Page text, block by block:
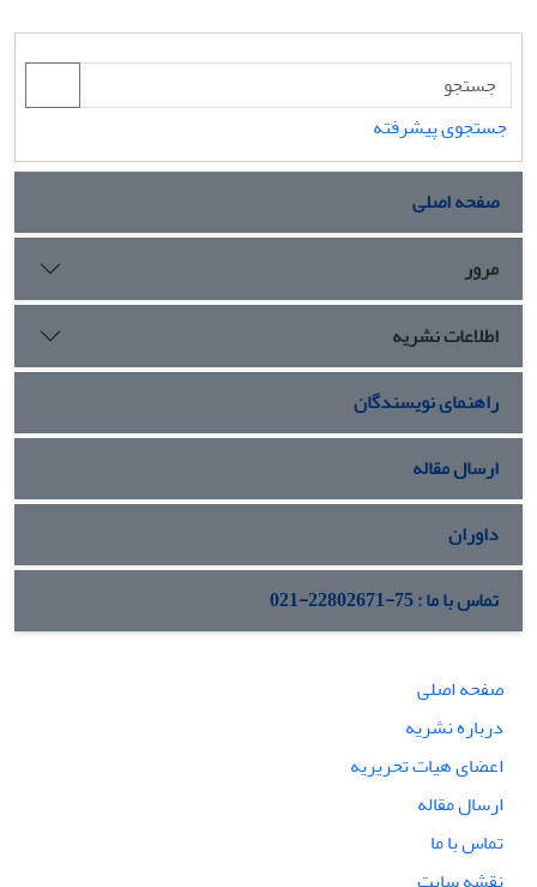
جستجوی پیشرفته
صفحه اصلی
مرور
اطلاعات نشریه
راهنمای نویسندگان
ارسال مقاله
داوران
تماس با ما : 75-22802671-021
صفحه اصلی
درباره نشریه
اعضای هیات تحریریه
ارسال مقاله
تماس با ما